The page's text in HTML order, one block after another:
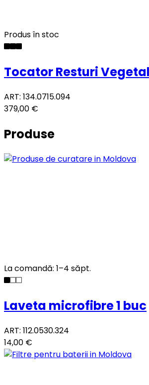
Produs în stoc
Tocator Resturi
ART: 134.0715.094
379,00 €
Produse
La comandă: 1–4 săpt.
Laveta microfibre 1 buc
ART: 112.0530.324
14,00 €